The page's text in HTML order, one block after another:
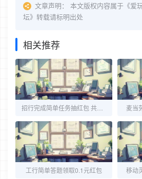
文章声明：
本文版权内容属于《爱
坛》转载请标明出处
相关推荐
麦当
工行简单答题领取0.1元红包 移动